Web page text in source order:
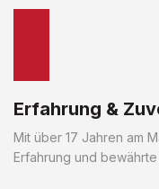
Erfahrung &
Mit über 17 Jahren am
Erfahrung und